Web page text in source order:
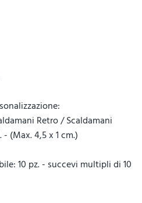
Retro / Scaldamani
(Max. 4,5 x 1 cm.)
10 pz. - succevi multipli di 10